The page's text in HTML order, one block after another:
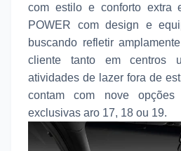
com estilo e conforto extra
POWER com design e
buscando refletir
cliente tanto em centros
atividades de lazer fora de
contam com nove
exclusivas aro 17, 18 ou 19.